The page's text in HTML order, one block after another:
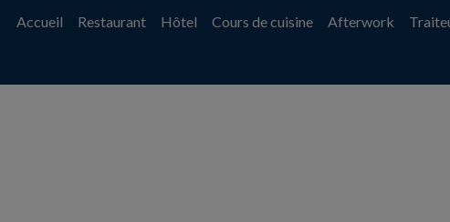
Accueil Restaurant Hôtel Cours de cuisine Afterwork